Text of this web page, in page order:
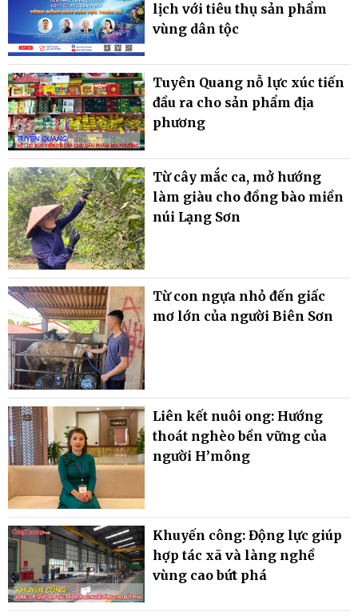
lịch với tiêu thụ sản phẩm
vùng dân tộc
Tuyên Quang nỗ lực xúc tiến
đầu ra cho sản phẩm địa
phương
Từ cây mắc ca, mở hướng
làm giàu cho đồng bào miền
núi Lạng Sơn
Từ con ngựa nhỏ đến giấc
mơ lớn của người Biên Sơn
Liên kết nuôi ong: Hướng
thoát nghèo bền vững của
người H’mông
Khuyến công: Động lực giúp
hợp tác xã và làng nghề
vùng cao bứt phá